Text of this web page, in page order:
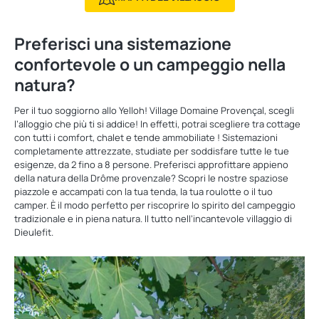
Preferisci una sistemazione
confortevole o un campeggio nella
natura?
Per il tuo soggiorno allo Yelloh! Village Domaine Provençal, scegli
l’alloggio che più ti si addice! In effetti, potrai scegliere tra cottage
con tutti i comfort, chalet e tende ammobiliate ! Sistemazioni
completamente attrezzate, studiate per soddisfare tutte le tue
esigenze, da 2 fino a 8 persone. Preferisci approfittare appieno
della natura della Drôme provenzale? Scopri le nostre spaziose
piazzole e accampati con la tua tenda, la tua roulotte o il tuo
camper. È il modo perfetto per riscoprire lo spirito del campeggio
tradizionale e in piena natura. Il tutto nell’incantevole villaggio di
Dieulefit.
Scopri
i
nostri
alloggi